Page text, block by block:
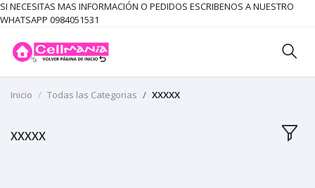
SI NECESITAS MAS INFORMACIÓN O PEDIDOS ESCRIBENOS A NUESTRO
WHATSAPP 0984051531
Inicio Todas las Categorias XXXXX
XXXXX